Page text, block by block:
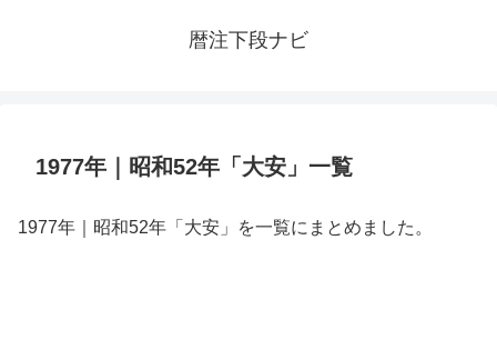
暦注下段ナビ
1977年｜昭和52年「大安」一覧
1977年｜昭和52年「大安」を一覧にまとめました。